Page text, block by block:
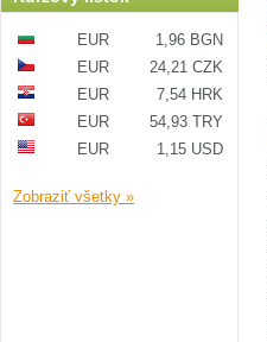
EUR
1,96 BGN
EUR
24,21 CZK
EUR
7,54 HRK
EUR
54,93 TRY
EUR
1,15 USD
Zobraziť všetky »